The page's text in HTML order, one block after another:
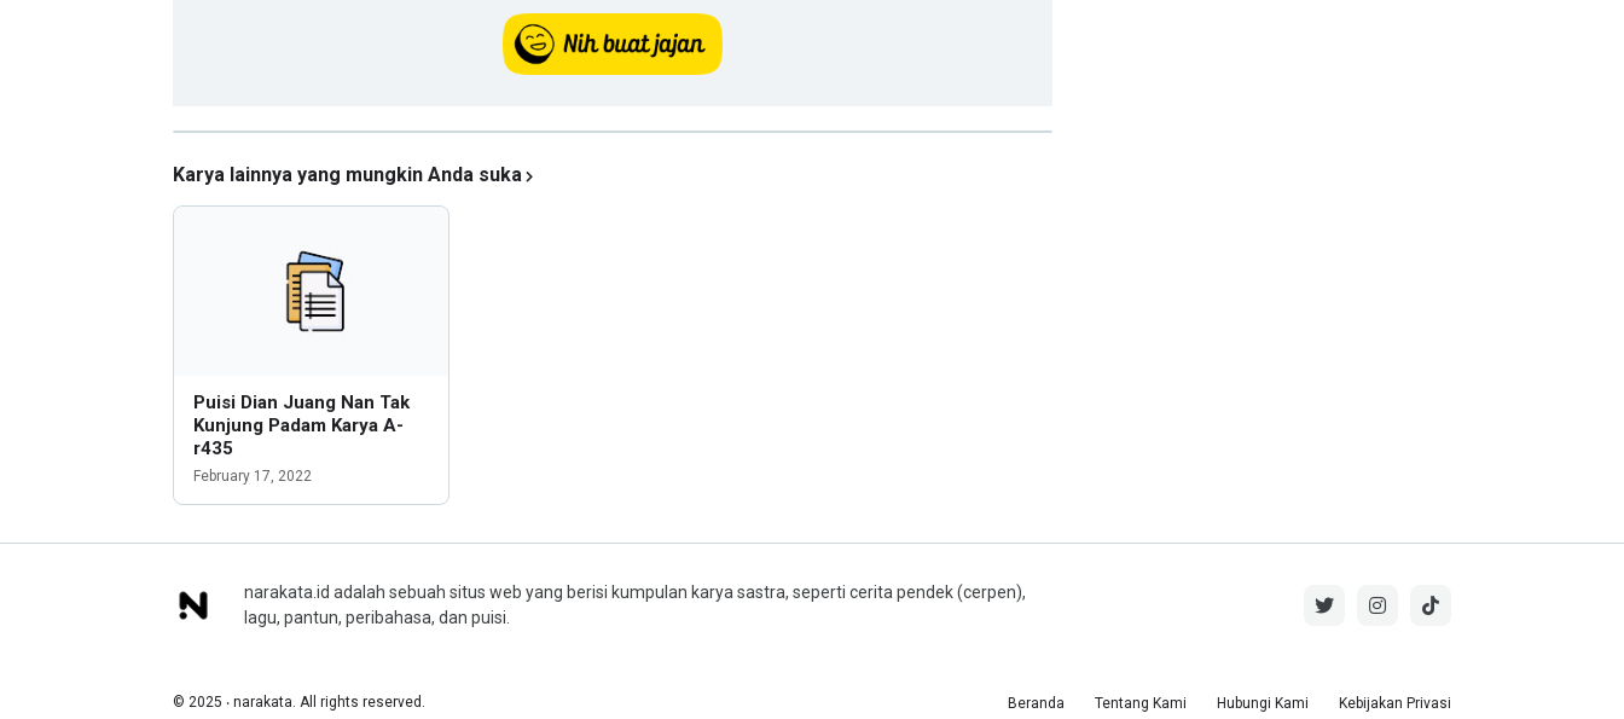
Karya lainnya yang mungkin Anda suka
Puisi Dian Juang Nan Tak
Kunjung Padam Karya A-
r435
February 17, 2022
narakata.id adalah sebuah situs web yang berisi kumpulan karya sastra, seperti cerita pendek (cerpen),
lagu, pantun, peribahasa, dan puisi.
© 2025 ‧ narakata. All rights reserved. Beranda Tentang Kami Hubungi Kami Kebijakan Privasi